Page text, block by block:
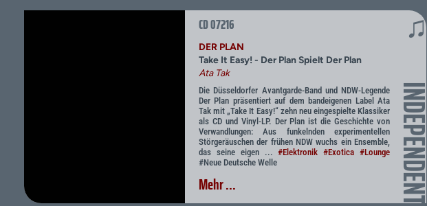
CD 07216 ♫
INDEPENDENT
DER PLAN
Take It Easy! - Der Plan Spielt Der Plan
Ata Tak
Die Düsseldorfer Avantgarde-Band und NDW-Legende
Der Plan präsentiert auf dem bandeigenen Label Ata
Tak mit „Take It Easy!“ zehn neu eingespielte Klassiker
als CD und Vinyl-LP. Der Plan ist die Geschichte von
Verwandlungen: Aus funkelnden experimentellen
Störgeräuschen der frühen NDW wuchs ein Ensemble,
das seine eigen ...#Elektronik #Exotica #Lounge
#Neue Deutsche Welle
Mehr ...